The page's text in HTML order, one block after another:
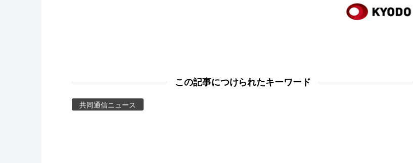
この記事につけられたキーワード
共同通信ニュース